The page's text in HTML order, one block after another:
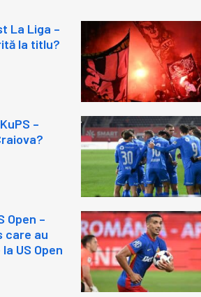
La Liga –
la titlu?
–
Open –
care au
US Open